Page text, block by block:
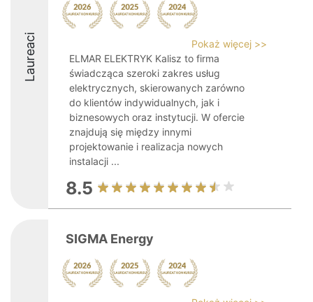
Laureaci
Pokaż więcej >>
ELMAR ELEKTRYK Kalisz to firma
świadcząca szeroki zakres usług
elektrycznych, skierowanych zarówno
do klientów indywidualnych, jak i
biznesowych oraz instytucji. W ofercie
znajdują się między innymi
projektowanie i realizacja nowych
instalacji ...
8.5
SIGMA Energy